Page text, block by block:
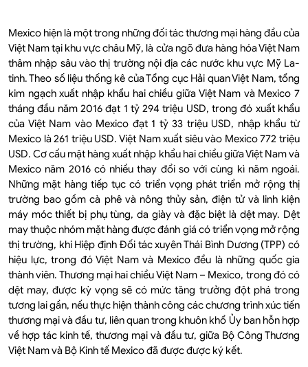
Mexico hiện là một trong những đối tác thương mại hàng đầu của
Việt Nam tại khu vực châu Mỹ, là cửa ngõ đưa hàng hóa Việt Nam
thâm nhập sâu vào thị trường nội địa các nước khu vực Mỹ La-
tinh. Theo số liệu thống kê của Tổng cục Hải quan Việt Nam, tổng
kim ngạch xuất nhập khẩu hai chiều giữa Việt Nam và Mexico 7
tháng đầu năm 2016 đạt 1 tỷ 294 triệu USD, trong đó xuất khẩu
của Việt Nam vào Mexico đạt 1 tỷ 33 triệu USD, nhập khẩu từ
Mexico là 261 triệu USD. Việt Nam xuất siêu vào Mexico 772 triệu
USD. Cơ cấu mặt hàng xuất nhập khẩu hai chiều giữa Việt Nam và
Mexico năm 2016 có nhiều thay đổi so với cùng kì năm ngoái.
Những mặt hàng tiếp tục có triển vọng phát triển mở rộng thị
trường bao gồm cà phê và nông thủy sản, điện tử và linh kiện
máy móc thiết bị phụ tùng, da giày và đặc biệt là dệt may. Dệt
may thuộc nhóm mặt hàng được đánh giá có triển vọng mở rộng
thị trường, khi Hiệp định Đối tác xuyên Thái Bình Dương (TPP) có
hiệu lực, trong đó Việt Nam và Mexico đều là những quốc gia
thành viên. Thương mại hai chiều Việt Nam – Mexico, trong đó có
dệt may, được kỳ vọng sẽ có mức tăng trưởng đột phá trong
tương lai gần, nếu thực hiện thành công các chương trình xúc tiến
thương mại và đầu tư, liên quan trong khuôn khổ Ủy ban hỗn hợp
về hợp tác kinh tế, thương mại và đầu tư, giữa Bộ Công Thương
Việt Nam và Bộ Kinh tế Mexico đã được được ký kết.